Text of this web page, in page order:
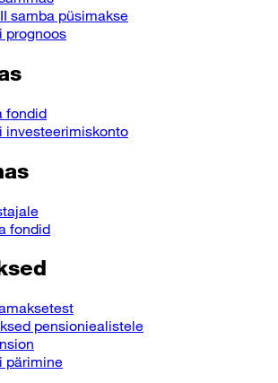
samba püsimakse
prognoos
fondid
investeerimiskonto
fondid
pensioniealistele
pärimine